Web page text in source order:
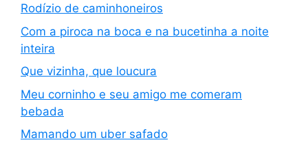
Rodízio de caminhoneiros
Com a piroca na boca e na bucetinha a noite
inteira
Que vizinha, que loucura
Meu corninho e seu amigo me comeram
bebada
Mamando um uber safado